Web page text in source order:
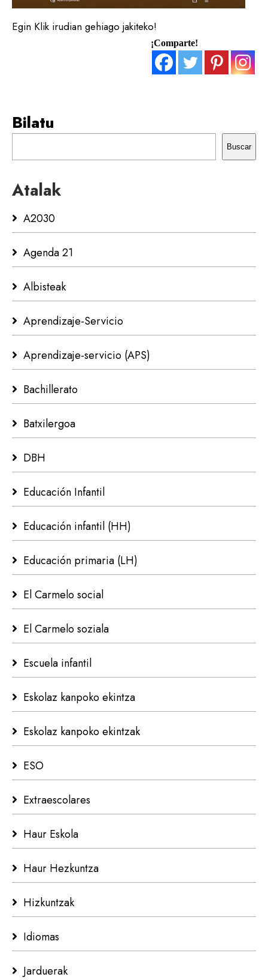
Egin Klik irudian gehiago jakiteko!
¡Comparte!
Bilatu
Buscar
Atalak
A2030
Agenda 21
Albisteak
Aprendizaje-Servicio
Aprendizaje-servicio (APS)
Bachillerato
Batxilergoa
DBH
Educación Infantil
Educación infantil (HH)
Educación primaria (LH)
El Carmelo social
El Carmelo soziala
Escuela infantil
Eskolaz kanpoko ekintza
Eskolaz kanpoko ekintzak
ESO
Extraescolares
Haur Eskola
Haur Hezkuntza
Hizkuntzak
Idiomas
Jarduerak